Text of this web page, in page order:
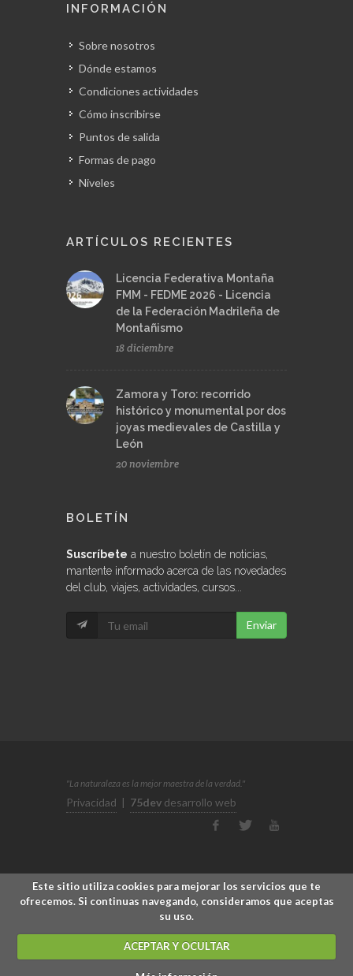
INFORMACIÓN
Sobre nosotros
Dónde estamos
Condiciones actividades
Cómo inscribirse
Puntos de salida
Formas de pago
Niveles
ARTÍCULOS RECIENTES
Licencia Federativa Montaña
FMM - FEDME 2026 - Licencia
de la Federación Madrileña de
Montañismo
18 diciembre
Zamora y Toro: recorrido
histórico y monumental por dos
joyas medievales de Castilla y
León
20 noviembre
BOLETÍN
Suscríbete a nuestro boletín de noticias,
mantente informado acerca de las novedades
del club, viajes, actividades, cursos...
Enviar
"La naturaleza es la mejor maestra de la verdad."
Privacidad | 75dev desarrollo web
Este sitio utiliza cookies para mejorar los servicios que te
ofrecemos. Si continuas navegando, consideramos que aceptas
su uso.
ACEPTAR Y OCULTAR